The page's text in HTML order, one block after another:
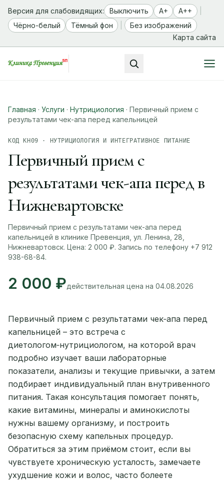
Версия для слабовидящих: Выключить A+ A++
Чёрно-белый
Тёмный фон
Без изображений
Карта сайта
Главная · Услуги · Нутрициология · Первичный прием с
результатами чек-апа перед капельницей
КОД КН09 · НУТРИЦИОЛОГИЯ И ИНТЕГРАТИВНОЕ ПИТАНИЕ
Первичный прием с
результатами чек-апа перед в
Нижневартовске
Первичный прием с результатами чек-апа перед
капельницей в клинике Превенция, ул. Ленина, 28,
Нижневартовск. Цена: 2 000 ₽. Запись по телефону +7 912
938-68-84.
2 000 ₽действительная цена на 04.08.2026
Первичный прием с результатами чек‑апа перед
капельницей – это встреча с
диетологом‑нутрициологом, на которой врач
подробно изучает ваши лабораторные
показатели, анализы и текущие привычки, а затем
подбирает индивидуальный план внутривенного
питания. Такая консультация помогает понять,
какие витамины, минералы и аминокислоты
нужны вашему организму, и построить
безопасную схему капельных процедур.
Обратиться за этим приёмом стоит, если вы
чувствуете хроническую усталость, замечаете
ухудшение кожи и волос, часто болеете